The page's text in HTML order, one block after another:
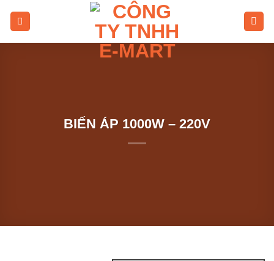
BIẾN ÁP 1000W – 220V